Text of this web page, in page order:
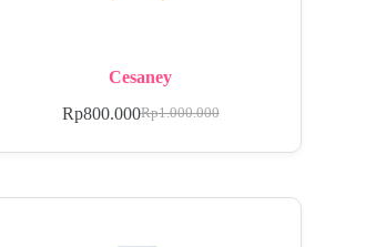
Cesaney
Rp1.000.000
Rp800.000